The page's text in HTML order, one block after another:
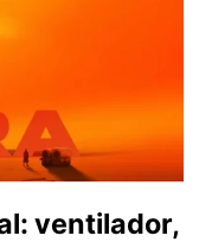
ventilador,